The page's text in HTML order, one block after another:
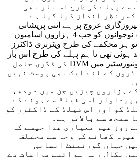
سے پہلے کی طرح اس بار بھی
نظر انداز کیا گیا ہے۔
عروج پر ہے اتنی پریشانی
میں ستائے ہوئے پڑھے لکھے نوجوانوں کو جب 4 ہزاروں اسامیوں
ہر محکمے کی طرح ویٹرنری ڈاکٹرز
تھی تا ہم پہلے کی طرح اس بار
بھی اس فیلڈ میں 5 سال یونیورسٹیز میں DVM کی ڈگری حاصل
کے لئے ایک بھی پوسٹ نہیں
ہزاروں چیزیں جن میں دودھ،
پیداوار اسی فیلڈ سے ہونے کے
کو اور اس فیلڈ کے ڈاکٹرز کو
سمجھ سے بالاتر ہے۔
روز غیر معیاری غذا جیسے کہ
کھانے کی وجہ سے مختلف
جہاں گورنمنٹ انسانی
نکال رہی ہے اتنے مراعات دے